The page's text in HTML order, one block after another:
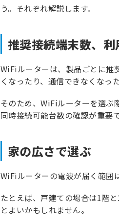
う。それぞれ解説します。
推奨接続端末数、
WiFiルーターは、製品ごとに推
くなったり、通信できなくなっ
そのため、WiFiルーターを選ぶ
同時接続可能台数の確認が重要で
家の広さで選ぶ
WiFiルーターの電波が届く範囲
たとえば、戸建ての場合は1階
とよいかもしれません。